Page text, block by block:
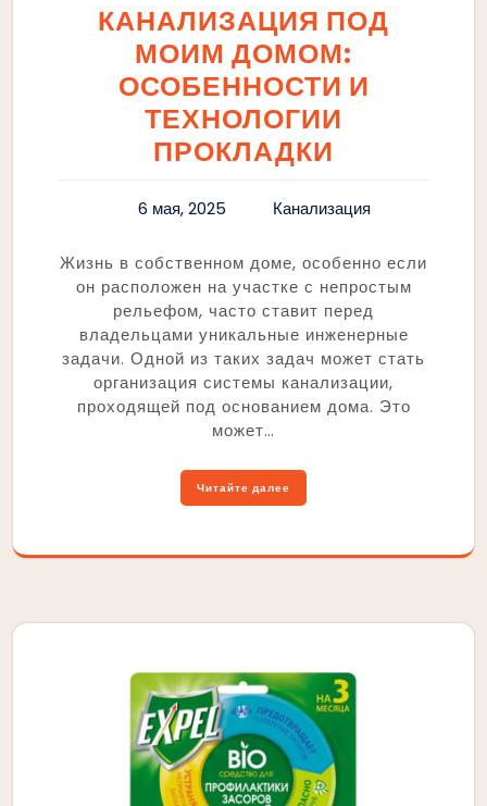
КАНАЛИЗАЦИЯ ПОД
МОИМ ДОМОМ:
ОСОБЕННОСТИ И
ТЕХНОЛОГИИ
ПРОКЛАДКИ
6 мая, 2025 Канализация
Жизнь в собственном доме, особенно если
он расположен на участке с непростым
рельефом, часто ставит перед
владельцами уникальные инженерные
задачи. Одной из таких задач может стать
организация системы канализации,
проходящей под основанием дома. Это
может…
Читайте далее